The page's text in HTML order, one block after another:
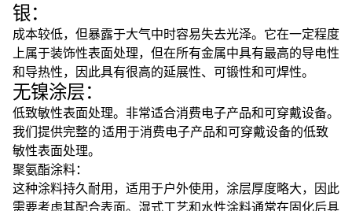
银：
成本较低，但暴露于大气中时容易失去光泽。它在一定程度
上属于装饰性表面处理，但在所有金属中具有最高的导电性
和导热性，因此具有很高的延展性、可锻性和可焊性。
无镍涂层：
低致敏性表面处理。非常适合消费电子产品和可穿戴设备。
我们提供完整的 适用于消费电子产品和可穿戴设备的低致
敏性表面处理。
聚氨酯涂料：
这种涂料持久耐用，适用于户外使用，涂层厚度略大，因此
需要考虑其配合表面。湿式工艺和水性涂料通常在固化后具